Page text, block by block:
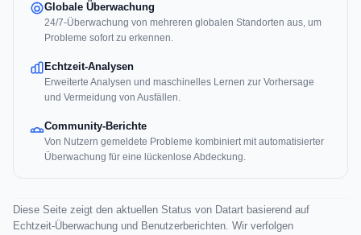
Globale Überwachung
24/7-Überwachung von mehreren globalen Standorten aus, um
Probleme sofort zu erkennen.
Echtzeit-Analysen
Erweiterte Analysen und maschinelles Lernen zur Vorhersage
und Vermeidung von Ausfällen.
Community-Berichte
Von Nutzern gemeldete Probleme kombiniert mit automatisierter
Überwachung für eine lückenlose Abdeckung.
Diese Seite zeigt den aktuellen Status von Datart basierend auf
Echtzeit-Überwachung und Benutzerberichten. Wir verfolgen